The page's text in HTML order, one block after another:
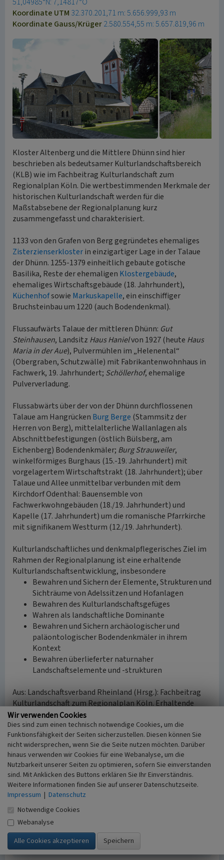
Koordinate UTM 32.370.201,71 m: 5.656.999,93 m
Koordinate Gauss/Krüger2.580.554,55 m: 5.657.819,96 m
Kloster Altenberg und die Mittlere Dhünn sind hier
beschrieben als bedeutsamer Kulturlandschaftsbereich
(KLB) wie im Fachbeitrag Kulturlandschaft zum
Regionalplan Köln. Die wertbestimmenden Merkmale der
historischen Kulturlandschaft werden für die
Maßstabsebene der Regionalplanung kurz
zusammengefasst und charakterisiert.
1133 von den Grafen von Berg gegründetes ehemaliges
Zisterzienserklosterin einzigartiger Lage in der Talaue
der Dhünn. 1255-1379 einheitlich gebaute gotische
Basilika, Reste der ehemaligen Klostergebäude,
ehemaliges Wirtschaftsgebäude (18. Jahrhundert),
Küchenhofsowie Markuskapelle, ein einschiffiger
Bruchsteinbau um 1220 (auch Bodendenkmal).
Flussaufwärts Talaue der mittleren Dhünn: Gut
Steinhausen, Landsitz Haus Hanielvon 1927 (heute Haus
Maria in der Aue), Pulvermühlen im „Helenental“
(Obergraben, Schutzwälle) mit Fabrikantenwohnhaus in
Fachwerk, 19. Jahrhundert; Schöllerhof, ehemalige
Pulververladung.
Flussabwärts über der von der Dhünn durchflossenen
Talaue am Hangrücken Burg Berge (Stammsitz der
Herren von Berg), mittelalterliche Wallanlagen als
Abschnittbefestigungen (östlich Bülsberg, am
Eichenberg) Bodendenkmäler; Burg Strauweiler,
winkelförmiges Burghaus (15.-19. Jahrhundert) mit
vorgelagertem Wirtschaftstrakt (18. Jahrhundert); über
Talaue und Allee unmittelbar verbunden mit dem
Kirchdorf Odenthal: Bauensemble von
Fachwerkwohngebäuden (18./19. Jahrhundert) und
Kapelle (17. Jahrhundert) um die romanische Pfarrkirche
mit signifikanem Westturm (12./19. Jahrhundert).
Kulturlandschaftliches und denkmalpflegerisches Ziel im
Rahmen der Regionalplanung ist eine erhaltende
Kulturlandschaftsentwicklung, insbesondere
Bewahren und Sichern der Elemente, Strukturen und
Sichträume von Adelssitzen und Hofanlagen
Bewahren des Kulturlandschaftsgefüges
Wahren als landschaftliche Dominante
Bewahren und Sichern archäologischer und
paläontologischer Bodendenkmäler in ihrem
Kontext
Bewahren überlieferter naturnaher
Landschaftselemente und -strukturen
Aus: Landschaftsverband Rheinland (Hrsg.): Fachbeitrag
Kulturlandschaft zum Regionalplan Köln. Erhaltende
Kulturlandschaftsentwicklung, Köln 2016.
Internet
Fachbeitrag Kulturlandschaft zum Regionalplan Köln
(abgerufen am 01.10.2016)
Literatur
(2016) Fachbeitrag Kulturlandschaft zum
Regionalplan Köln. Erhaltende
Kulturlandschaftsentwicklung. S. 230, Köln.
Wir verwenden Cookies
Dies sind zum einen technisch notwendige Cookies, um die
Funktionsfähigkeit der Seiten sicherzustellen. Diesen können Sie
nicht widersprechen, wenn Sie die Seite nutzen möchten. Darüber
hinaus verwenden wir Cookies für eine Webanalyse, um die
Nutzbarkeit unserer Seiten zu optimieren, sofern Sie einverstanden
sind. Mit Anklicken des Buttons erklären Sie Ihr Einverständnis.
Weitere Informationen finden Sie auf unserer Datenschutzseite.
Impressum | Datenschutz
Notwendige Cookies
Webanalyse